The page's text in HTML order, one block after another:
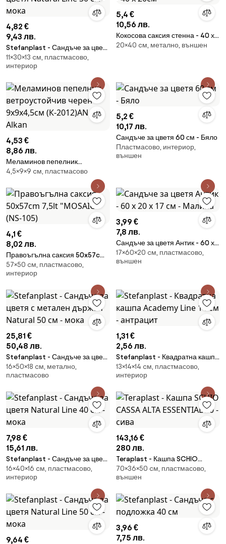
4,82 €
9,43 лв.
Stefanplast - Сандъче за цветя
Natural Line 30 см - мока
11×30×13 cм, пластмасово,
интериор
5,4 €
10,56 лв.
Кокосова саксия стенна - 40 х
20см
20×40 cм, метално, външен
4,53 €
8,86 лв.
Меламинов пепелник
ветроустойчив черен
9x9x4,5см (К-2012)AN - Alkan
4,5×9×9 cм, пластмасово
5,2 €
10,17 лв.
Сандъче за цветя 60 см - Бяло
Пластмасово, интериор,
външен
4,1 €
8,02 лв.
Правоъгълна саксия 50x57cm
7,5lt "MOSAIC" (NS-105)
57×50 cм, пластмасово,
интериор
3,99 €
7,8 лв.
Сандъче за цветя Антик - 60 х
20 х 17 см - Малина
17×60×20 cм, пластмасово,
външен
25,81 €
50,48 лв.
Stefanplast - Сандъче за цветя
с метален държач Natural 50
см - мока
16×50×18 cм, метално,
пластмасово
1,31 €
2,56 лв.
Stefanplast - Квадратна кашпа
Academy Line 14 см - антрацит
13×14×14 cм, пластмасово,
интериор
7,98 €
15,61 лв.
Stefanplast - Сандъче за цветя
Natural Line 40 см - мока
16×40×16 cм, пластмасово,
интериор
143,16 €
280 лв.
Teraplast - Кашпа SCHIO
CASSA ALTA ESSENTIAL 50 - сива
70×36×50 cм, пластмасово,
външен
9,64 €
3,96 €
7,75 лв.